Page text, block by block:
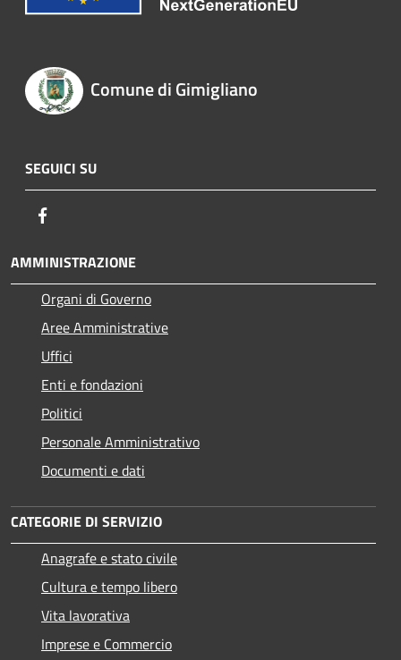
Comune di Gimigliano
SEGUICI SU
AMMINISTRAZIONE
Organi di Governo
Aree Amministrative
Uffici
Enti e fondazioni
Politici
Personale Amministrativo
Documenti e dati
CATEGORIE DI SERVIZIO
Anagrafe e stato civile
Cultura e tempo libero
Vita lavorativa
Imprese e Commercio